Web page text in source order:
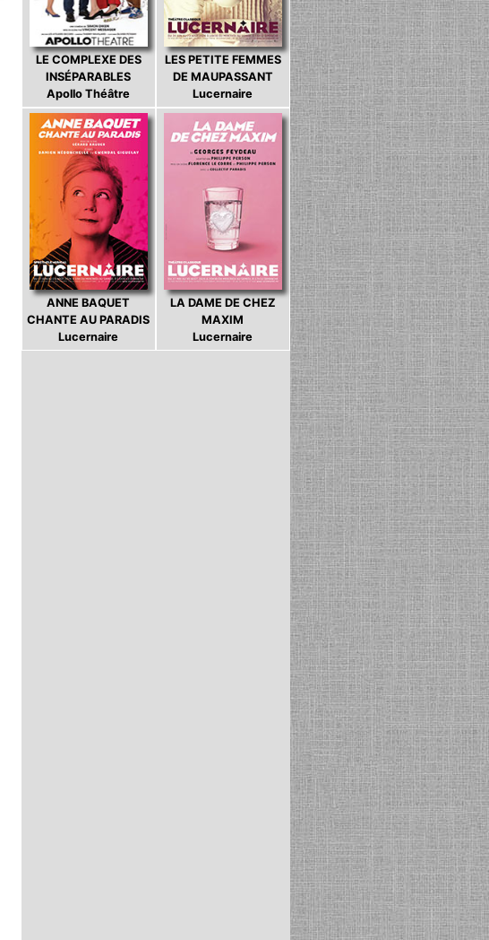
LE COMPLEXE DES
INSÉPARABLES
Apollo Théâtre
LES PETITE FEMMES
DE MAUPASSANT
Lucernaire
ANNE BAQUET
CHANTE AU PARADIS
Lucernaire
LA DAME DE CHEZ
MAXIM
Lucernaire